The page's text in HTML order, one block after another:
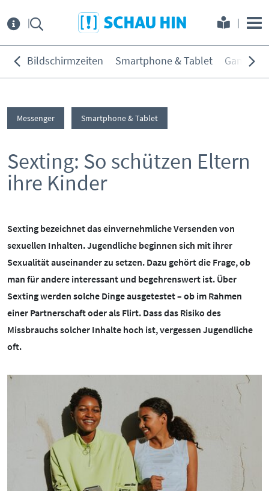
Bildschirmzeiten Smartphone & Tablet Games
Messenger Smartphone & Tablet
Sexting: So schützen Eltern
ihre Kinder
Sexting bezeichnet das einvernehmliche Versenden von
sexuellen Inhalten. Jugendliche beginnen sich mit ihrer
Sexualität auseinander zu setzen. Dazu gehört die Frage, ob
man für andere interessant und begehrenswert ist. Über
Sexting werden solche Dinge ausgetestet – ob im Rahmen
einer Partnerschaft oder als Flirt. Dass das Risiko des
Missbrauchs solcher Inhalte hoch ist, vergessen Jugendliche
oft.
Über
Service
KONTAKT
INITIATIVE
PARTNER
BEIRAT
BOTSCHAFTERINNEN
IMPRESSUM
ELTERNANGEBOTE
MEDIENKURSE
ONLINE-GAME
MEDIATHEK
MEDIENCOACHES
MATERIALIEN
THEMEN:
Bildschirmzeiten
Smartphone & Tablet
Soziale Netzwerke
Filme & Serien
Hörmedien
Datenschutz
Cybergrooming
Cybermobbing
Kinderrechte
Konsolen & PC
Lernen & Medien